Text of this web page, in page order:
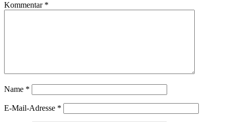
Kommentar *
Name *
E-Mail-Adresse *